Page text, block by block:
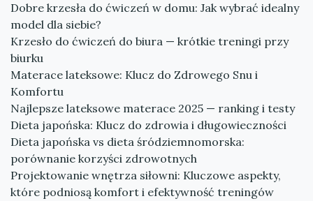
Dobre krzesła do ćwiczeń w domu: Jak wybrać idealny
model dla siebie?
Krzesło do ćwiczeń do biura — krótkie treningi przy
biurku
Materace lateksowe: Klucz do Zdrowego Snu i
Komfortu
Najlepsze lateksowe materace 2025 — ranking i testy
Dieta japońska: Klucz do zdrowia i długowieczności
Dieta japońska vs dieta śródziemnomorska:
porównanie korzyści zdrowotnych
Projektowanie wnętrza siłowni: Kluczowe aspekty,
które podniosą komfort i efektywność treningów